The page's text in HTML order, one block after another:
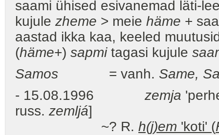
saami ühised esivanemad läti-
kujule zheme > meie häme +
aastad ikka kaa, keeled
(häme+) sapmitagasi kujule
Samos = vanh. Same,
- 15.08.1996 zemja
russ. zemljá]
~? R. h(j)em 'koti' (